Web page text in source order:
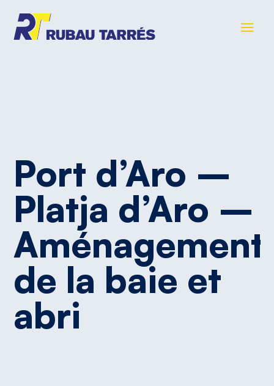
Port d’Aro –
Platja d’Aro –
Aménagement
de la baie et
abri